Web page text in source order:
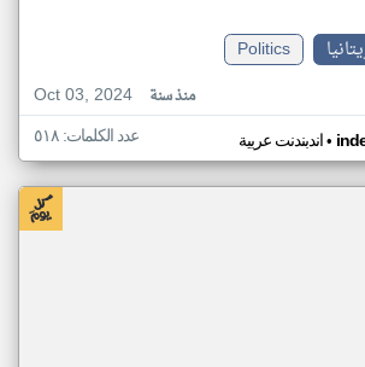
Politics
Oct 03, 2024
منذ سنة
اندبندنت عربية• عدد الكلمات: ٥١٨